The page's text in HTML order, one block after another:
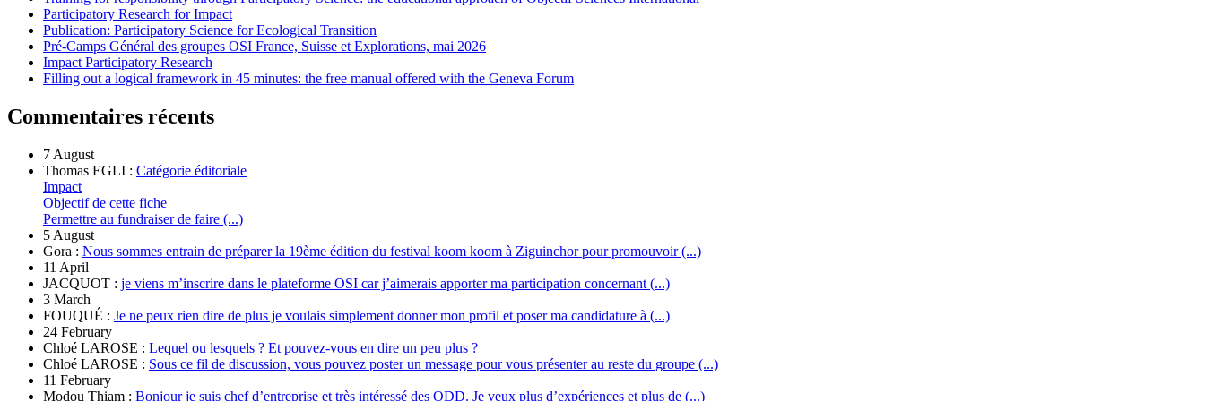
Participatory Research for Impact
Publication: Participatory Science for Ecological Transition
Pré-Camps Général des groupes OSI France, Suisse et Explorations, mai 2026
Impact Participatory Research
Filling out a logical framework in 45 minutes: the free manual offered with the Geneva Forum
Commentaires récents
7 August
Thomas EGLI : Catégorie éditoriale
Impact
Objectif de cette fiche
Permettre au fundraiser de faire (...)
5 August
Gora : Nous sommes entrain de préparer la 19ème édition du festival koom koom à Ziguinchor pour promouvoir (...)
11 April
JACQUOT : je viens m’inscrire dans le plateforme OSI car j’aimerais apporter ma participation concernant (...)
3 March
FOUQUÉ : Je ne peux rien dire de plus je voulais simplement donner mon profil et poser ma candidature à (...)
24 February
Chloé LAROSE : Lequel ou lesquels ? Et pouvez-vous en dire un peu plus ?
Chloé LAROSE : Sous ce fil de discussion, vous pouvez poster un message pour vous présenter au reste du groupe (...)
11 February
Modou Thiam : Bonjour je suis chef d’entreprise et très intéressé des ODD. Je veux plus d’expériences et plus de (...)